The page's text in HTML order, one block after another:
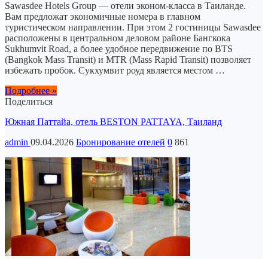
Sawasdee Hotels Group — отели эконом-класса в Таиланде.
Вам предложат экономичные номера в главном
туристическом направлении. При этом 2 гостиницы Sawasdee
расположены в центральном деловом районе Бангкока
Sukhumvit Road, а более удобное передвижение по BTS
(Bangkok Mass Transit) и MTR (Mass Rapid Transit) позволяет
избежать пробок. Сукхумвит роуд является местом …
Подробнее »
Поделиться
Южная Паттайа, отель BESTON PATTAYA, Таиланд
admin 09.04.2026 Бронирование отелей 0 861